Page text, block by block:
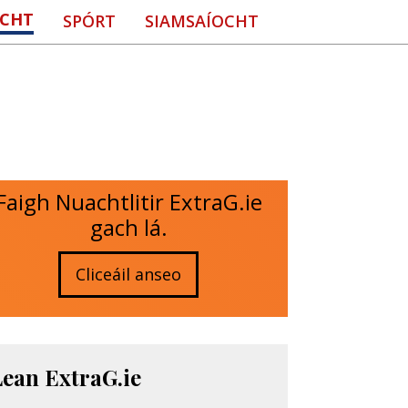
SPÓRT SIAMSAÍOCHT
Nuachtlitir ExtraG.ie
gach lá.
Cliceáil anseo
ExtraG.ie